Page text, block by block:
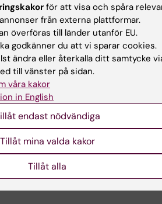
annat personer
i form av LSS-
verksamheter och kollo. Vi
orter för elever med NPF-
arbetar utifrån ett
ramverk och med
personens behov och
är att göra världen lite
i taget. Nytida ingår i
ledande
för att visa och spåra
från externa plattformar.
överföras till länder utanför EU.
godkänner du att vi sparar cookies.
ändra eller återkalla ditt samtycke
till vänster på sidan.
våra kakor
in English
endast nödvändiga
Tillåt mina valda kakor
Tillåt alla